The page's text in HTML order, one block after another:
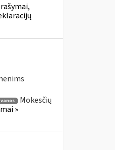
Mokesčių
»